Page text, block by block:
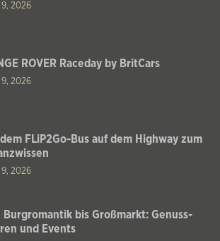
9, 2026
ROVER Raceday by BritCars
9, 2026
FLiP2Go-Bus auf dem Highway zum
9, 2026
Burgromantik bis Großmarkt: Genuss-
und Events